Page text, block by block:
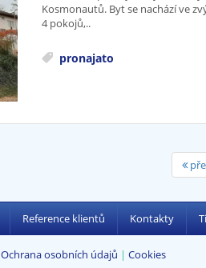
Kosmonautů. Byt se nachází ve
4 pokojů,..
pronajato
Reference klientů Kontakty
Ochrana osobních údajů | Cookies